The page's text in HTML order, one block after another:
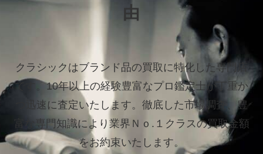
由
クラシックはブランド品の買取に特化した専門店
です。10年以上の経験豊富なプロ鑑定士が丁重か
つ迅速に査定いたします。 徹底した市場調査、豊
富な専門知識により業界Ｎｏ.１クラスの買取金額
をお約束いたします。